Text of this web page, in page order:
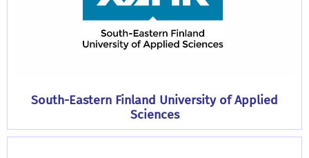
South-Eastern Finland University of Applied
Sciences